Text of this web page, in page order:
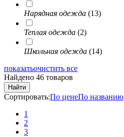
Нарядная одежда (13)
Теплая одежда (2)
Школьная одежда (14)
показатьочистить все
Найдено 46 товаров
Найти
Сортировать:По ценеПо названию
1
2
3